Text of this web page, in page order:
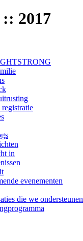
2017
in
evenementen
die we ondersteunen